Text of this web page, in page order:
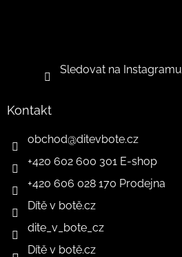
Sledovat na Instagramu
Kontakt
obchod@ditevbote.cz
+420 602 600 301 E-shop
+420 606 028 170 Prodejna
Dítě v botě.cz
dite_v_bote_cz
Dítě v botě.cz